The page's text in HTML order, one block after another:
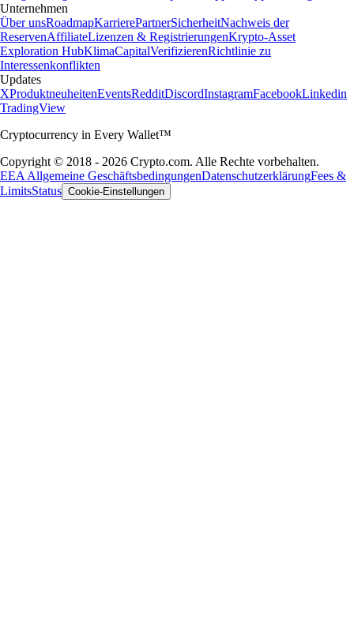
Unternehmen
Über unsRoadmapKarrierePartnerSicherheitNachweis der
ReservenAffiliateLizenzen & RegistrierungenKrypto-Asset
Exploration HubKlimaCapitalVerifizierenRichtlinie zu
Interessenkonflikten
Updates
XProduktneuheitenEventsRedditDiscordInstagramFacebookLinkedin
TradingView
Cryptocurrency in Every Wallet™
Copyright © 2018 - 2026 Crypto.com. Alle Rechte vorbehalten.
EEA Allgemeine GeschäftsbedingungenDatenschutzerklärungFees &
LimitsStatus Cookie-Einstellungen